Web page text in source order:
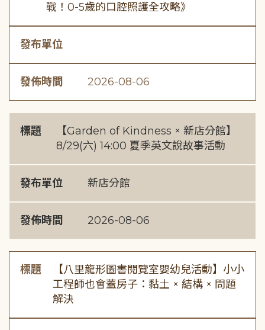
戰！0-5歲的口腔照護全攻略》
發布單位
發佈時間 2026-08-06
標題
【Garden of Kindness × 新店分館】
8/29(六) 14:00 夏季英文說故事活動
發布單位 新店分館
發佈時間 2026-08-06
標題
【八里龍形圖書閱覽室嬰幼兒活動】小小
工程師也會蓋房子：黏土 × 結構 × 問題
解決